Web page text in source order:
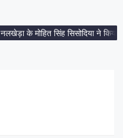
नलखेड़ा के मोहित सिंह सिसोदिया ने किया